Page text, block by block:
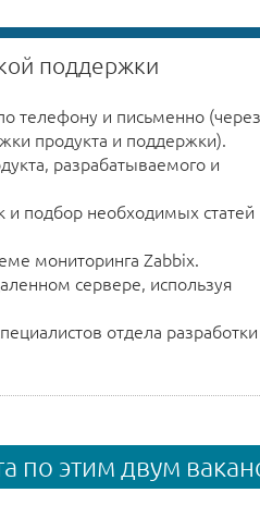
поддержки
телефону и письменно (через
продукта и поддержки).
разрабатываемого и
и подбор необходимых статей
мониторинга Zabbix.
сервере, используя
отдела разработки
по этим двум